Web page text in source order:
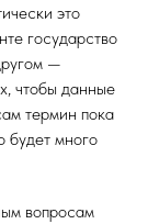
это
государство
—
чтобы данные
термин пока
будет много
вопросам